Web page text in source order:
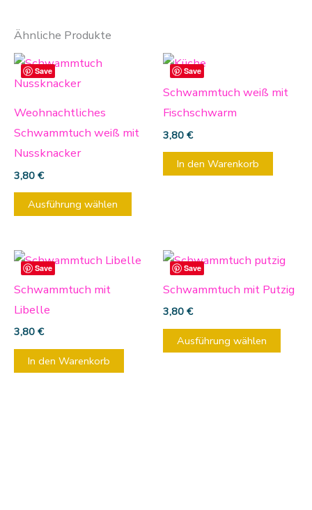
Ähnliche Produkte
Save
Weohnachtliches
Schwammtuch weiß mit
Nussknacker
3,80 €
Ausführung wählen
Dieses
Produkt
Varianten
der
Produktseite
gewählt
werden
Save
Schwammtuch weiß mit
Fischschwarm
3,80 €
In den Warenkorb
Save
Schwammtuch mit
Libelle
3,80 €
In den Warenkorb
Save
Schwammtuch mit Putzig
3,80 €
Ausführung wählen
weist